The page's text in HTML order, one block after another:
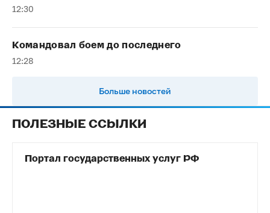
12:30
️Командовал боем до последнего
12:28
Больше новостей
ПОЛЕЗНЫЕ ССЫЛКИ
Портал государственных услуг РФ